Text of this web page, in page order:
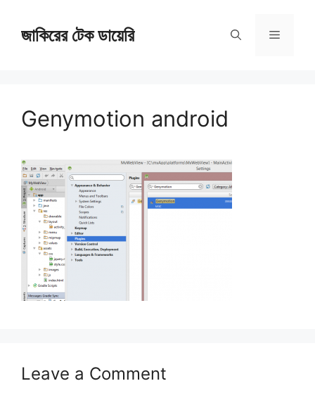
জাকিরের টেক ডায়েরি Menu
Genymotion android
Leave a Comment